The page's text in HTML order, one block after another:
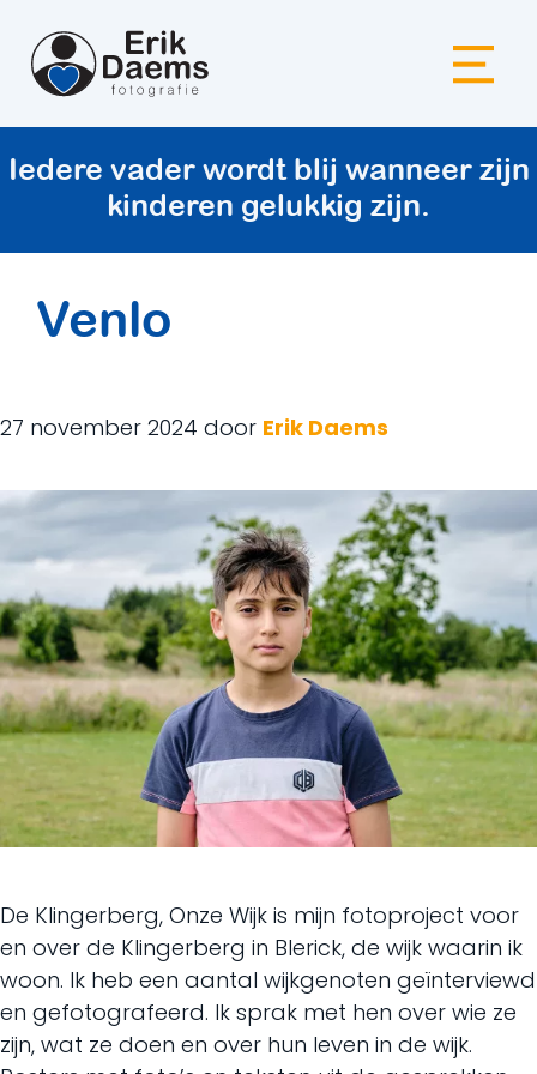
naar
Iedere vader wordt blij wanneer zijn
kinderen gelukkig zijn.
Venlo
27 november 2024 door Erik Daems
De Klingerberg, Onze Wijk is mijn fotoproject voor
en over de Klingerberg in Blerick, de wijk waarin ik
woon. Ik heb een aantal wijkgenoten geïnterviewd
en gefotografeerd. Ik sprak met hen over wie ze
zijn, wat ze doen en over hun leven in de wijk.